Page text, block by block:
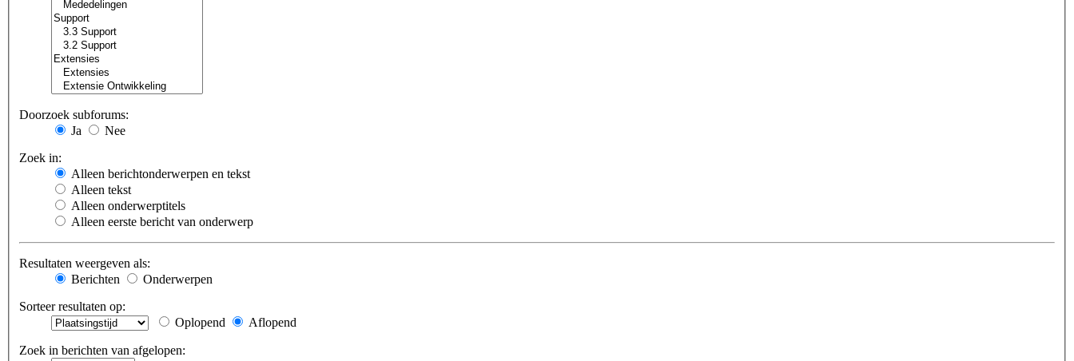
Doorzoek subforums:
Ja
Nee
Zoek in:
Alleen berichtonderwerpen en tekst
Alleen tekst
Alleen onderwerptitels
Alleen eerste bericht van onderwerp
Resultaten weergeven als:
Berichten
Onderwerpen
Sorteer resultaten op:
Oplopend
Aflopend
Zoek in berichten van afgelopen: